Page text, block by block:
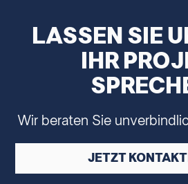
LASSEN SIE
IHR
Wir beraten Sie
JETZT